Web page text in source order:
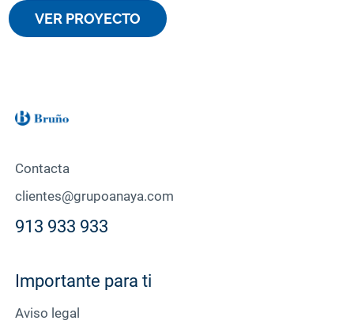
VER PROYECTO
Contacta
clientes@grupoanaya.com
913 933 933
Importante para ti
Aviso legal